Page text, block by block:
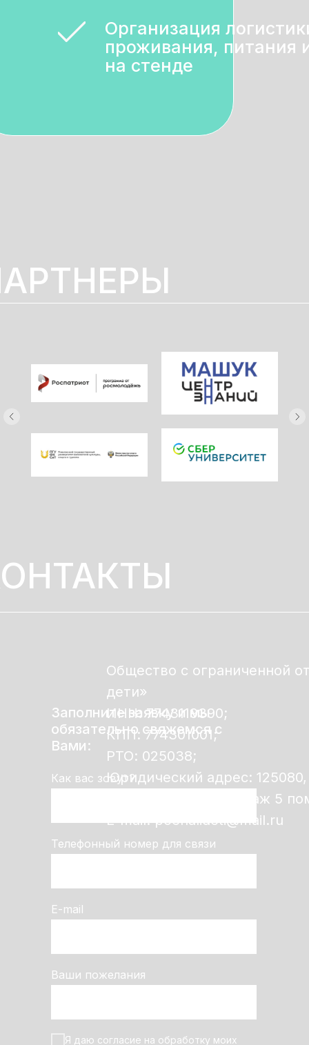
Организация
проживания, питания
на стенде
Общество с ограниченной
дети»
ИНН: 7743119390;
КПП: 774301001;
РТО: 025038;
Юридический адрес:
дом 1, строение 1, этаж 5
E-mail: poehalideti@mail.ru
Как вас зовут?
Телефонный номер для связи
E-mail
Ваши пожелания
Я даю согласие на обработку моих
Заполните заявку и мы
обязательно свяжемся с
Вами: